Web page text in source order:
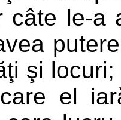
câte le-a
şi
el